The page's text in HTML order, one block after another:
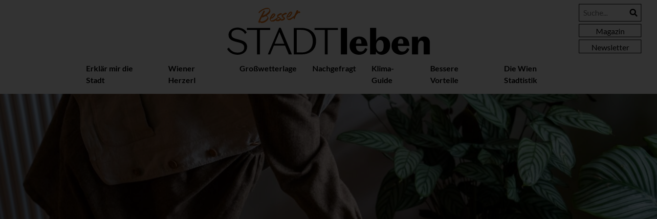
Magazin
Newsletter
Erklär mir die
Stadt
Wiener
Herzerl
Großwetterlage Nachgefragt
Klima-
Guide
Bessere
Vorteile
Die Wien
Stadtistik